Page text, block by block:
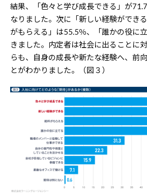
結果、「色々と学び成長できる」が
なりました。次に「新しい経験ができ
がもらえる」は55.5％、「誰かの役に
きました。内定者は社会に出ることに
らも、自身の成長や新たな経験へ、前
とがわかりました。（図３）